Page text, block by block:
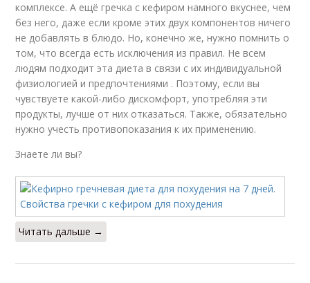
комплексе. А ещё гречка с кефиром намного вкуснее, чем
без него, даже если кроме этих двух компонентов ничего
не добавлять в блюдо. Но, конечно же, нужно помнить о
том, что всегда есть исключения из правил. Не всем
людям подходит эта диета в связи с их индивидуальной
физиологией и предпочтениями . Поэтому, если вы
чувствуете какой-либо дискомфорт, употребляя эти
продукты, лучше от них отказаться. Также, обязательно
нужно учесть противопоказания к их применению.
Знаете ли вы?
Читать дальше →